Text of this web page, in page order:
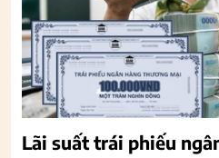
Lãi suất trái phiếu